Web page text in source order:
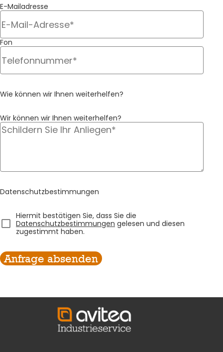
container2_reinigung
E-Mailadresse
Fon
Wie können wir Ihnen weiterhelfen?
container3_reinigung
Wir können wir Ihnen weiterhelfen?
Datenschutzbestimmungen
container4_reinigung
Hiermit bestätigen Sie, dass Sie die
Datenschutzbestimmungen gelesen und diesen
zugestimmt haben.
Anfrage absenden